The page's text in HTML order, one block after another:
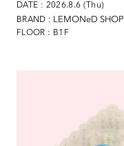
DATE : 2026.8.6 (Thu)
BRAND : LEMONeD SHOP
FLOOR : B1F